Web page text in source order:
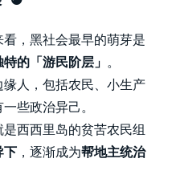
，黑社会最早的萌芽是
特的「游民阶层」 。
人，包括农民、小生产
些政治异己。
西西里岛的贫苦农民组
下 ，逐渐成为帮地主统治